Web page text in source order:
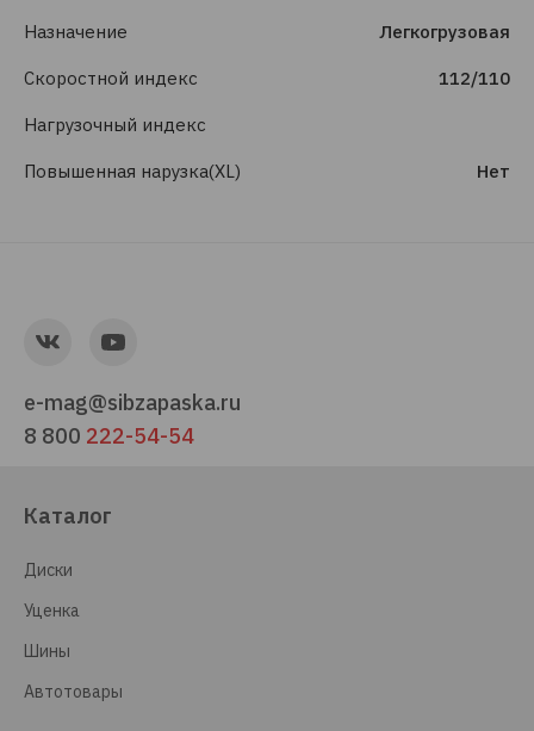
Назначение Легкогрузовая
Скоростной индекс 112/110
Нагрузочный индекс
Повышенная нарузка(XL) Нет
e-mag@sibzapaska.ru
8 800 222-54-54
Каталог
Диски
Уценка
Шины
Автотовары